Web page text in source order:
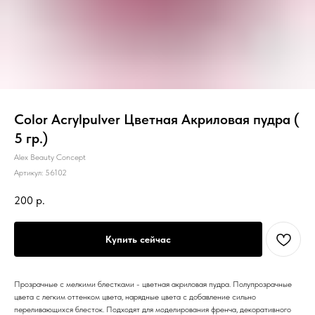
Color Acrylpulver Цветная Акриловая пудра (
5 гр.)
Alex Beauty Concept
Артикул: 56102
200 р.
Купить сейчас
Прозрачные с мелкими блестками - цветная акриловая пудра. Полупрозрачные
цвета с легким оттенком цвета, нарядные цвета с добавление сильно
переливающихся блесток. Подходят для моделирования френча, декоративного